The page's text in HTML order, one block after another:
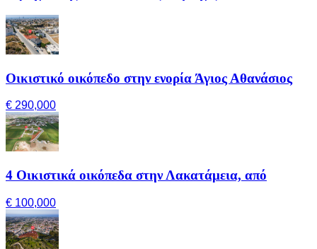
Οικιστικό οικόπεδο στην ενορία Άγιος Αθανάσιος
€ 290,000
4 Οικιστικά οικόπεδα στην Λακατάμεια, από
€ 100,000